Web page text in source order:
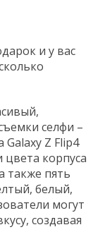
и у вас
селфи –
Z Flip4
цвета корпуса
также пять
белый,
могут
создавая